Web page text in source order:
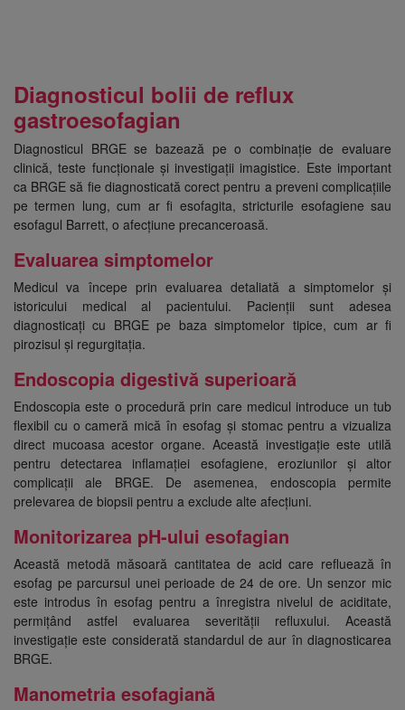
Diagnosticul bolii de reflux
gastroesofagian
Diagnosticul BRGE se bazează pe o combinație de evaluare
clinică, teste funcționale și investigații imagistice. Este important
ca BRGE să fie diagnosticată corect pentru a preveni complicațiile
pe termen lung, cum ar fi esofagita, stricturile esofagiene sau
esofagul Barrett, o afecțiune precanceroasă.
Evaluarea simptomelor
Medicul va începe prin evaluarea detaliată a simptomelor și
istoricului medical al pacientului. Pacienții sunt adesea
diagnosticați cu BRGE pe baza simptomelor tipice, cum ar fi
pirozisul și regurgitația.
Endoscopia digestivă superioară
Endoscopia este o procedură prin care medicul introduce un tub
flexibil cu o cameră mică în esofag și stomac pentru a vizualiza
direct mucoasa acestor organe. Această investigație este utilă
pentru detectarea inflamației esofagiene, eroziunilor și altor
complicații ale BRGE. De asemenea, endoscopia permite
prelevarea de biopsii pentru a exclude alte afecțiuni.
Monitorizarea pH-ului esofagian
Această metodă măsoară cantitatea de acid care refluează în
esofag pe parcursul unei perioade de 24 de ore. Un senzor mic
este introdus în esofag pentru a înregistra nivelul de aciditate,
permițând astfel evaluarea severității refluxului. Această
investigație este considerată standardul de aur în diagnosticarea
BRGE.
Manometria esofagiană